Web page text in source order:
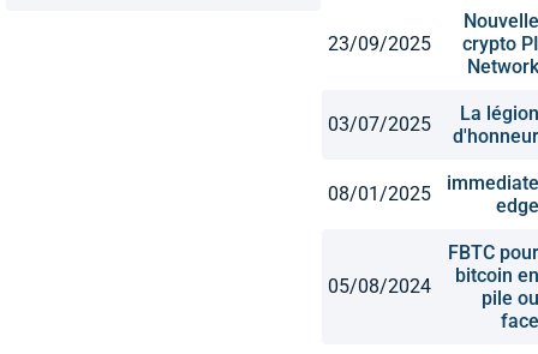
23/09/2025
Nouvelle
crypto PI
Network
03/07/2025
La légion
d'honneur
08/01/2025
immediate
edge
05/08/2024
FBTC pour
bitcoin en
pile ou
face